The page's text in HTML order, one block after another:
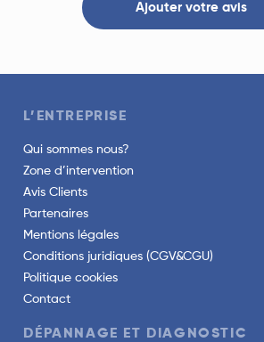
Ajouter votre avis
L’ENTREPRISE
Qui sommes nous?
Zone d’intervention
Avis Clients
Partenaires
Mentions légales
Conditions juridiques (CGV&CGU)
Politique cookies
Contact
DÉPANNAGE ET DIAGNOSTIC